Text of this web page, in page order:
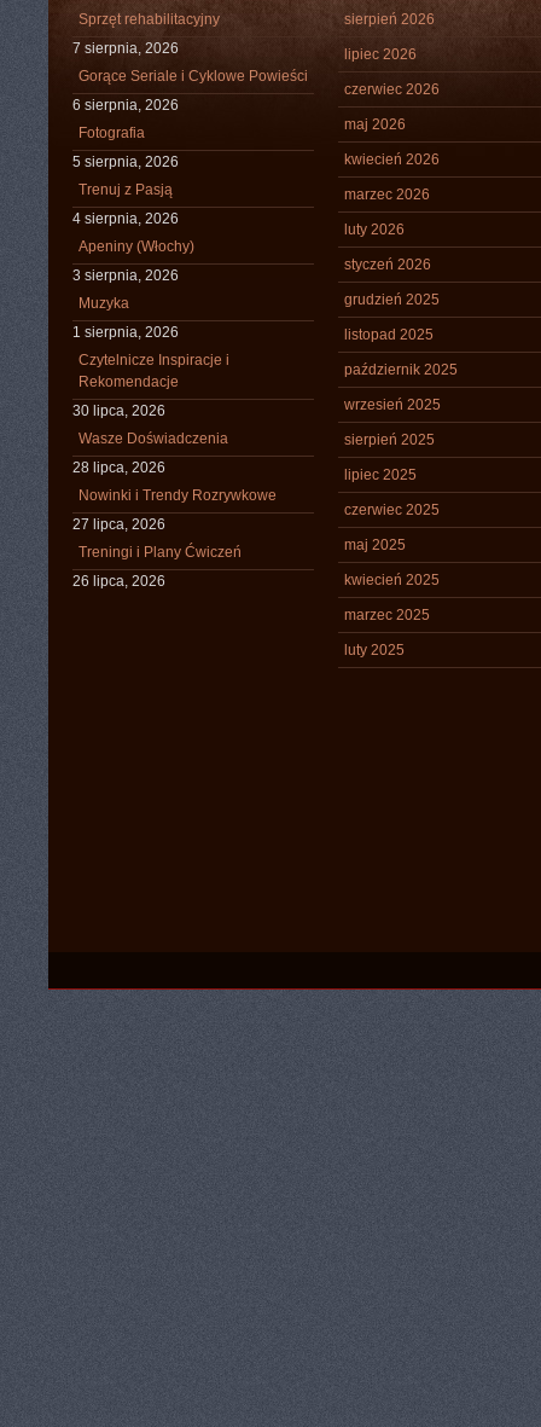
Sprzęt rehabilitacyjny
7 sierpnia, 2026
Gorące Seriale i Cyklowe Powieści
6 sierpnia, 2026
Fotografia
5 sierpnia, 2026
Trenuj z Pasją
4 sierpnia, 2026
Apeniny (Włochy)
3 sierpnia, 2026
Muzyka
1 sierpnia, 2026
Czytelnicze Inspiracje i
Rekomendacje
30 lipca, 2026
Wasze Doświadczenia
28 lipca, 2026
Nowinki i Trendy Rozrywkowe
27 lipca, 2026
Treningi i Plany Ćwiczeń
26 lipca, 2026
sierpień 2026
lipiec 2026
czerwiec 2026
maj 2026
kwiecień 2026
marzec 2026
luty 2026
styczeń 2026
grudzień 2025
listopad 2025
październik 2025
wrzesień 2025
sierpień 2025
lipiec 2025
czerwiec 2025
maj 2025
kwiecień 2025
marzec 2025
luty 2025